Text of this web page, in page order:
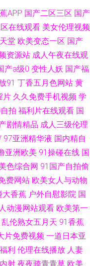
院 一本无码免费 九七人妻免
豆51 91巨炮永久 阿v视频在
成人 国产黄精品视频 性欧美
视频导 国产C一区 在线伦理
一本本日无码 成人免费网
麻豆久久 91巨炮免费福利
产精品男女 岛国欧美黄 欧
品自拍在线 日韩无碼第一页
欧洲人妖 91丝袜在线播放竹
音先锋AV少妇资源 超踫人
APP 国产二区三区 国产
在线观看 美女伦理视频
堂 欧美变态一区 国产
资源站 成人午夜在线观
产a级0 变性人妖 国产福
91 丁香五月色网站 黄
片 久久免费手机视频 学
拍 福利片在线观看 国
剧情精品 成人三级伦理
97亚洲精华液 国内精自
亚洲欧美 91操碰在线 国
色综合网 91国产自拍偷
费网站 欧美女人与动物
大香蕉 户外自慰影院 国
动漫网站观看 欧美第一
乱伦熟女五月天 91香蕉
片免费视频 一道日本亚
利 伦理在线播放 人妻
射 夜夜骑青青草 欧美